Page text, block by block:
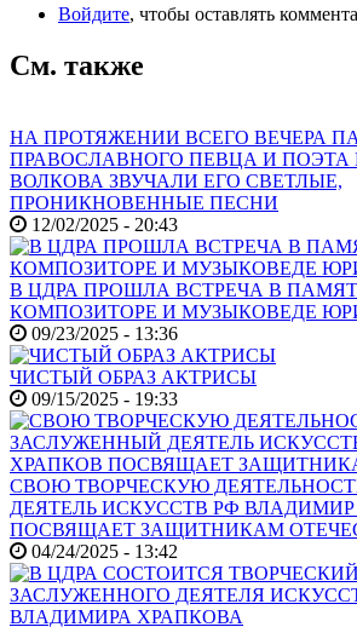
Войдите, чтобы оставлять
См. также
НА ПРОТЯЖЕНИИ ВСЕГО ВЕЧЕРА
ПРАВОСЛАВНОГО ПЕВЦА И ПОЭТА
ВОЛКОВА ЗВУЧАЛИ ЕГО СВЕТЛЫЕ,
ПРОНИКНОВЕННЫЕ ПЕСНИ
12/02/2025 - 20:43
В ЦДРА ПРОШЛА ВСТРЕЧА В
КОМПОЗИТОРЕ И МУЗЫКОВЕДЕ
09/23/2025 - 13:36
ЧИСТЫЙ ОБРАЗ АКТРИСЫ
09/15/2025 - 19:33
СВОЮ ТВОРЧЕСКУЮ
ДЕЯТЕЛЬ ИСКУССТВ РФ
ПОСВЯЩАЕТ ЗАЩИТНИКАМ
04/24/2025 - 13:42